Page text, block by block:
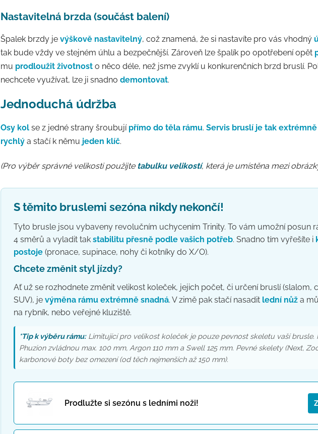
Nastavitelná brzda (součást balení)
Špalek brzdy je výškově nastavitelný, což znamená, že si nastavíte pro vás vhodný
tak bude vždy ve stejném úhlu a bezpečnější. Zároveň lze špalík po opotřebení opět
mu prodloužit životnost o něco déle, než jsme zvyklí u konkurenčních brzd bruslí.
nechcete využívat, lze ji snadno demontovat.
Jednoduchá údržba
Osy kol se z jedné strany šroubují přímo do těla rámu. Servis bruslí je tak
rychlý a stačí k němu jeden klíč.
(Pro výběr správné velikosti použijte tabulku velikostí, která je umístěna mezi
S těmito bruslemi sezóna nikdy nekončí!
Tyto brusle jsou vybaveny revolučním uchycením Trinity. To vám umožní posun
4 směrů a vyladit tak stabilitu přesně podle vašich potřeb. Snadno tím vyřešíte i
postoje (pronace, supinace, nohy či kotníky do X/O).
Chcete změnit styl jízdy?
Ať už se rozhodnete změnit velikost koleček, jejich počet, či určení bruslí (slalom,
SUV), je výměna rámu extrémně snadná. V zimě pak stačí nasadit lední nůž a
na rybník, nebo veřejné kluziště.
*Tip k výběru rámu:Limitující pro velikost koleček je pouze pevnost skeletu vaší brusle.
Phuzion zvládnou max. 100 mm, Argon 110 mm a Swell 125 mm. Pevné skelety (Next,
karbonové boty bez omezení (od těch nejmenších až 150 mm).
Prodlužte si sezónu s ledními noži!